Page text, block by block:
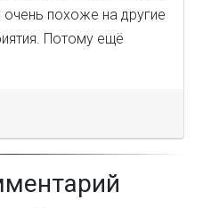
очень похоже на другие
Потому ещё